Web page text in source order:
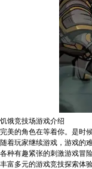
饥饿竞技场游戏介绍
完美的角色在等着你。是时
随着玩家继续游戏，游戏的
各种有趣紧张的刺激游戏冒
丰富多元的游戏竞技探索体